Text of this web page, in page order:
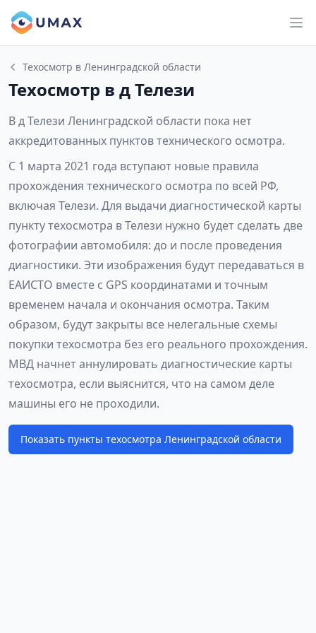
Техосмотр в Ленинградской области
Техосмотр в д Телези
В д Телези Ленинградской области пока нет
аккредитованных пунктов технического осмотра.
С 1 марта 2021 года вступают новые правила
прохождения технического осмотра по всей РФ,
включая Телези. Для выдачи диагностической карты
пункту техосмотра в Телези нужно будет сделать две
фотографии автомобиля: до и после проведения
диагностики. Эти изображения будут передаваться в
ЕАИСТО вместе с GPS координатами и точным
временем начала и окончания осмотра. Таким
образом, будут закрыты все нелегальные схемы
покупки техосмотра без его реального прохождения.
МВД начнет аннулировать диагностические карты
техосмотра, если выяснится, что на самом деле
машины его не проходили.
Показать пункты техосмотра Ленинградской области